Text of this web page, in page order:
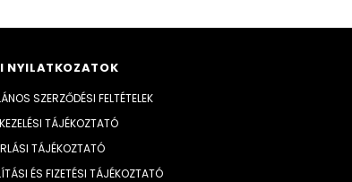
NYILATKOZATOK
SZERZŐDÉSI FELTÉTELEK
TÁJÉKOZTATÓ
TÁJÉKOZTATÓ
ÉS FIZETÉSI TÁJÉKOZTATÓ